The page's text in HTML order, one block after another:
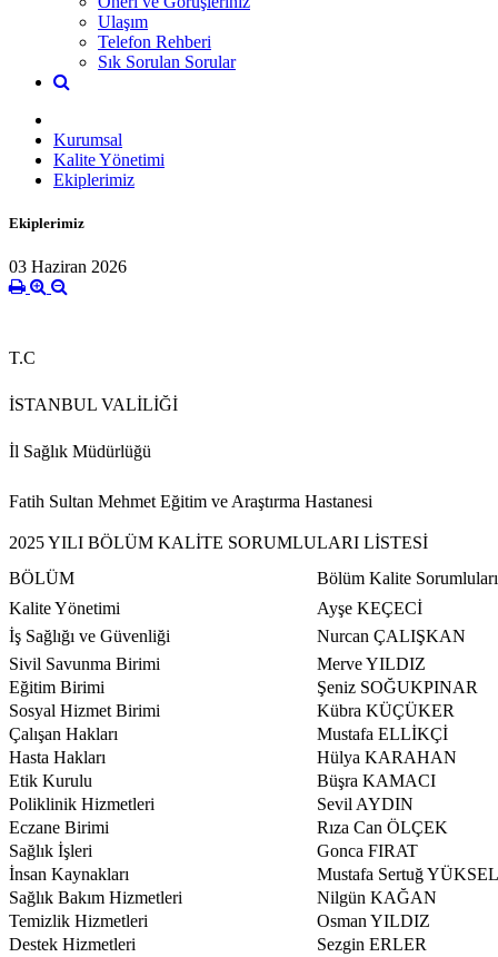
Ulaşım
Telefon Rehberi
Sık Sorulan Sorular
Kurumsal
Kalite Yönetimi
Ekiplerimiz
Ekiplerimiz
03 Haziran 2026
T.C
İSTANBUL VALİLİĞİ
İl Sağlık Müdürlüğü
Fatih Sultan Mehmet Eğitim ve Araştırma Hastanesi
2025 YILI BÖLÜM KALİTE SORUMLULARI LİSTESİ
BÖLÜM
Bölüm Kalite Sorumluları
Kalite Yönetimi
Ayşe KEÇECİ
İş Sağlığı ve Güvenliği
Nurcan ÇALIŞKAN
Sivil Savunma Birimi
Merve YILDIZ
Eğitim Birimi
Şeniz SOĞUKPINAR
Sosyal Hizmet Birimi
Kübra KÜÇÜKER
Çalışan Hakları
Mustafa ELLİKÇİ
Hasta Hakları
Hülya KARAHAN
Etik Kurulu
Büşra KAMACI
Poliklinik Hizmetleri
Sevil AYDIN
Eczane Birimi
Rıza Can ÖLÇEK
Sağlık İşleri
Gonca FIRAT
İnsan Kaynakları
Mustafa Sertuğ YÜKSEL
Sağlık Bakım Hizmetleri
Nilgün KAĞAN
Temizlik Hizmetleri
Osman YILDIZ
Destek Hizmetleri
Sezgin ERLER